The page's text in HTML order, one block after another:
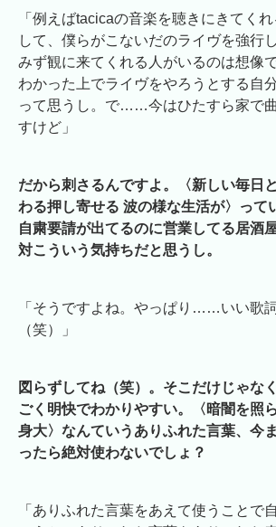
「例えばtacicaの音楽を聴きにきてく
して、僕らがこないだのライヴを強行
みず観に来てくれる人がいるのは想像
わかった上でライヴをやろうとする自
って思うし。で……今はひたすら家で
すけど」
だから刺さるんですよ。〈新しい毎日
わる押し寄せる 波の様な生活が〉って
自粛要請が出てるのに営業してる居酒
対こういう気持ちだと思うし。
「そうですよね。やっぱり……いい歌
（笑）」
図らずしてね（笑）。そこだけじゃな
ごく明快でわかりやすい。〈暗闇を照
身大〉なんていうありふれた言葉、今
ったら絶対使わないでしょ？
「ありふれた言葉をあえて使うことで